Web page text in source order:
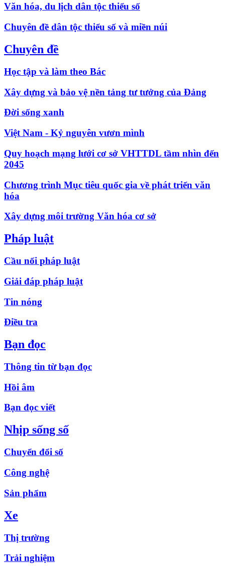
Văn hóa, du lịch dân tộc thiểu số
Chuyên đề dân tộc thiểu số và miền núi
Chuyên đề
Học tập và làm theo Bác
Xây dựng và bảo vệ nền tảng tư tưởng của Đảng
Đời sống xanh
Việt Nam - Kỷ nguyên vươn mình
Quy hoạch mạng lưới cơ sở VHTTDL tầm nhìn đến
2045
Chương trình Mục tiêu quốc gia về phát triển văn
hóa
Xây dựng môi trường Văn hóa cơ sở
Pháp luật
Cầu nối pháp luật
Giải đáp pháp luật
Tin nóng
Điều tra
Bạn đọc
Thông tin từ bạn đọc
Hồi âm
Bạn đọc viết
Nhịp sống số
Chuyển đổi số
Công nghệ
Sản phẩm
Xe
Thị trường
Trải nghiệm